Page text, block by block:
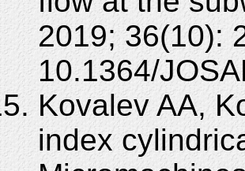
2019; 36(10):
10.1364/
Kovalev AA,
index